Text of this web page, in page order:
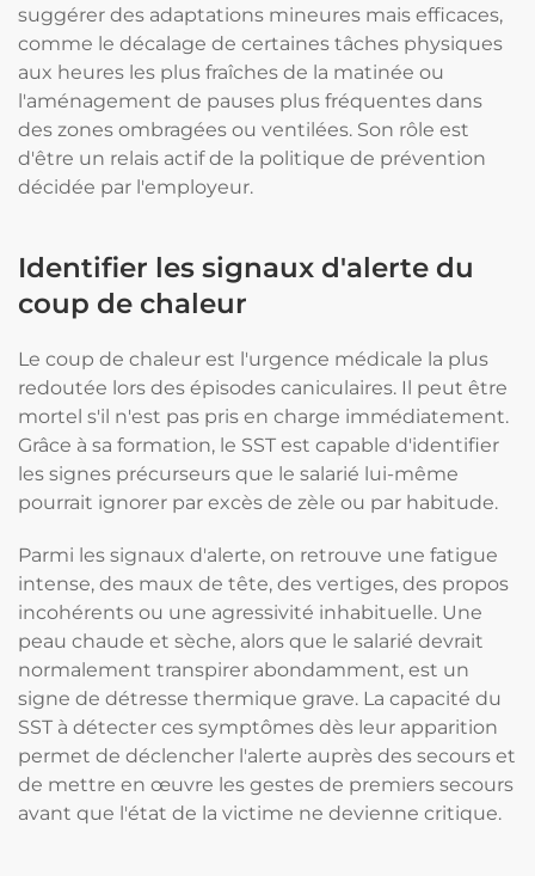
suggérer des adaptations mineures mais efficaces,
comme le décalage de certaines tâches physiques
aux heures les plus fraîches de la matinée ou
l'aménagement de pauses plus fréquentes dans
des zones ombragées ou ventilées. Son rôle est
d'être un relais actif de la politique de prévention
décidée par l'employeur.
Identifier les signaux d'alerte du
coup de chaleur
Le coup de chaleur est l'urgence médicale la plus
redoutée lors des épisodes caniculaires. Il peut être
mortel s'il n'est pas pris en charge immédiatement.
Grâce à sa formation, le SST est capable d'identifier
les signes précurseurs que le salarié lui-même
pourrait ignorer par excès de zèle ou par habitude.
Parmi les signaux d'alerte, on retrouve une fatigue
intense, des maux de tête, des vertiges, des propos
incohérents ou une agressivité inhabituelle. Une
peau chaude et sèche, alors que le salarié devrait
normalement transpirer abondamment, est un
signe de détresse thermique grave. La capacité du
SST à détecter ces symptômes dès leur apparition
permet de déclencher l'alerte auprès des secours et
de mettre en œuvre les gestes de premiers secours
avant que l'état de la victime ne devienne critique.